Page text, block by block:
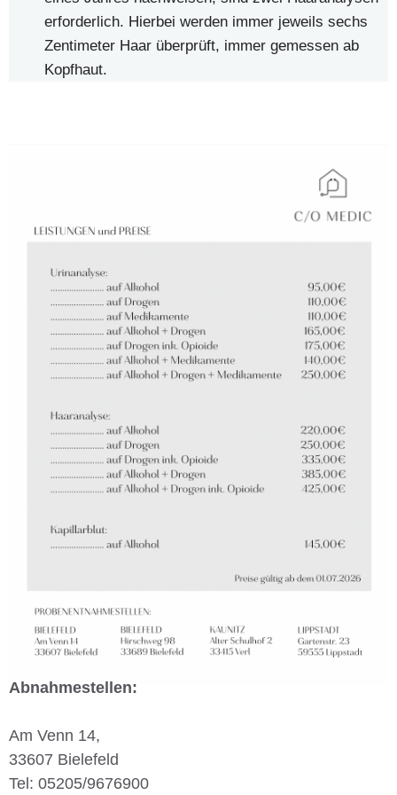
erforderlich. Hierbei werden immer jeweils sechs
Zentimeter Haar überprüft, immer gemessen ab
Kopfhaut.
Abnahmestellen:
Am Venn 14,
33607 Bielefeld
Tel: 05205/9676900